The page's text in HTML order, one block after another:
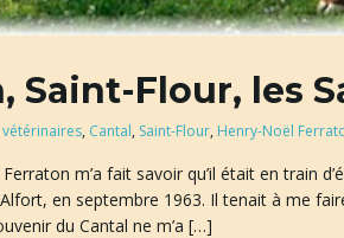
Saint-Flour, les
vétérinaires, Cantal, Saint-Flour, Henry-Noël
m’a fait savoir qu’il était en train
en septembre 1963. Il tenait à me
du Cantal ne m’a […]